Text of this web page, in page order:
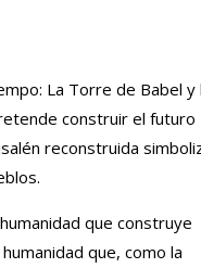
La Torre de Babel y
construir el futuro
reconstruida
que construye
que, como la